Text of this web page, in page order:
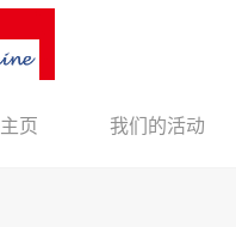
主页 我们的活动